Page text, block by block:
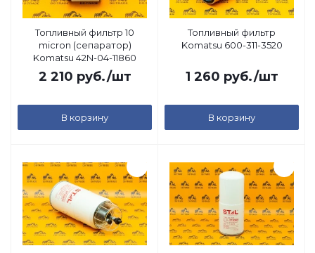
Топливный фильтр 10
micron (сепаратор)
Komatsu 42N-04-11860
2 210 руб./шт
В корзину
Топливный фильтр
Komatsu 600-311-3520
1 260 руб./шт
В корзину